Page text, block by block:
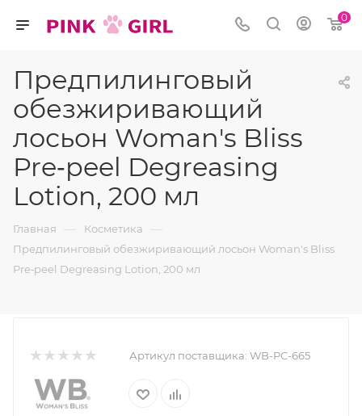
0
Предпилинговый
обезжиривающий
лосьон Woman's Bliss
Pre‐peel Degreasing
Lotion, 200 мл
Главная — Косметика —
Предпилинговый обезжиривающий лосьон Woman's Bliss
Pre‐peel Degreasing Lotion, 200 мл
Артикул поставщика: WB-PC-665